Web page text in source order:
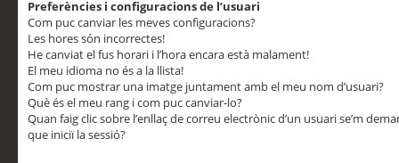
Preferències i configuracions de l’usuari
Com puc canviar les meves configuracions?
Les hores són incorrectes!
He canviat el fus horari i l’hora encara està malament!
El meu idioma no és a la llista!
Com puc mostrar una imatge juntament amb el meu nom d’usuari?
Què és el meu rang i com puc canviar-lo?
Quan faig clic sobre l’enllaç de correu electrònic d’un usuari se’m
que iniciï la sessió?